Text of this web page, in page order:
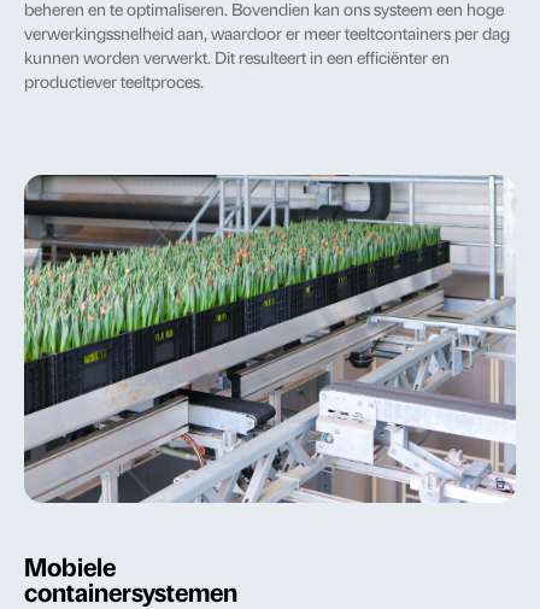
beheren en te optimaliseren. Bovendien kan ons systeem een hoge
verwerkingssnelheid aan, waardoor er meer teeltcontainers per dag
kunnen worden verwerkt. Dit resulteert in een efficiënter en
productiever teeltproces.
Mobiele
containersystemen